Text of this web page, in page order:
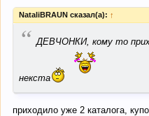
NataliBRAUN сказал(а): ↑
“ ДЕВЧОНКИ, кому то
некста
приходило уже 2 каталога,